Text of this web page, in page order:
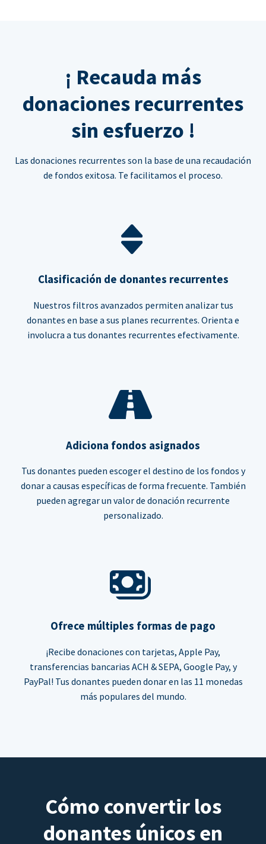
¡ Recauda más
donaciones recurrentes
sin esfuerzo !
Las donaciones recurrentes son la base de una recaudación
de fondos exitosa. Te facilitamos el proceso.
Clasificación de donantes recurrentes
Nuestros filtros avanzados permiten analizar tus
donantes en base a sus planes recurrentes. Orienta e
involucra a tus donantes recurrentes efectivamente.
Adiciona fondos asignados
Tus donantes pueden escoger el destino de los fondos y
donar a causas específicas de forma frecuente. También
pueden agregar un valor de donación recurrente
personalizado.
Ofrece múltiples formas de pago
¡Recibe donaciones con tarjetas, Apple Pay,
transferencias bancarias ACH & SEPA, Google Pay, y
PayPal! Tus donantes pueden donar en las 11 monedas
más populares del mundo.
Cómo convertir los
donantes únicos en